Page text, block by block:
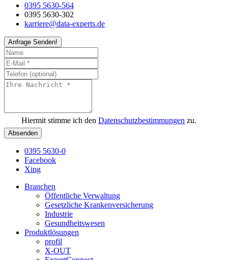
0395 5630-564
0395 5630-302
karriere@data-experts.de
Anfrage Senden!
Hiermit stimme ich den Datenschutzbestimmungen zu.
Absenden
0395 5630-0
Facebook
Xing
Branchen
Öffentliche Verwaltung
Gesetzliche Krankenversicherung
Industrie
Gesundheitswesen
Produktlösungen
profil
X-OUT